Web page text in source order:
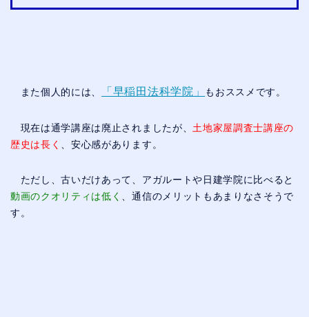
また個人的には、 「早稲田法科学院」 もおススメです。
現在は通学講座は廃止されましたが、 土地家屋調査士講座の
歴史は長く
、安心感があります。
ただし、古いだけあって、アガルートや日建学院に比べると
動画のクオリティは低く
、通信のメリットもあまりなさそうで
す。